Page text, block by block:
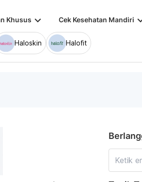
Khusus keyboard_arrow_down Cek Kesehatan Mandiri
Haloskin Halofit